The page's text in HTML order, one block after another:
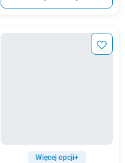
Więcej opcji+